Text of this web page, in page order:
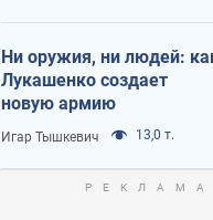
Ни оружия, ни людей:
Лукашенко создает
новую армию
Игар Тышкевич 13,0 т.